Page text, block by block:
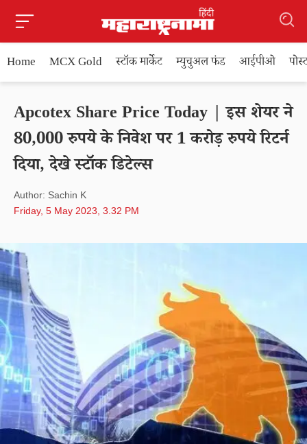
Home MCX Gold स्टॉक मार्केट म्युचुअल फंड आईपीओ
Apcotex Share Price Today | इस शेयर ने
80,000 रुपये के निवेश पर 1 करोड़ रुपये रिटर्न
दिया, देखे स्टॉक डिटेल्स
Author: Sachin K
Friday, 5 May 2023, 3.32 PM